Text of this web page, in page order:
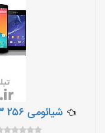
شیائومی Redmi 13 ۲۵۶ گیگابایت اقساطی